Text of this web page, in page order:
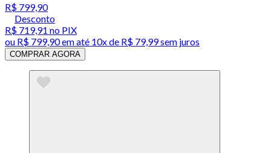
R$ 799,90
Desconto
R$ 719,91 no PIX
ou R$ 799,90em até 10x de R$ 79,99 sem juros
COMPRAR AGORA